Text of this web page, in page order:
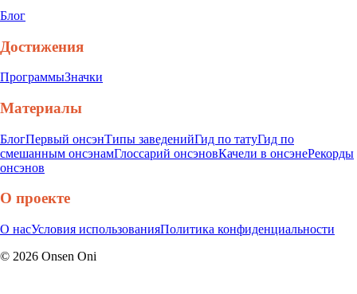
Блог
Достижения
ПрограммыЗначки
Материалы
БлогПервый онсэнТипы заведенийГид по татуГид по
смешанным онсэнамГлоссарий онсэновКачели в онсэнеРекорды
онсэнов
О проекте
О насУсловия использованияПолитика конфиденциальности
© 2026 Onsen Oni